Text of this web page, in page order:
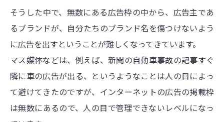
そうした中で、無数にある広告枠の中から、広告主であ
るブランドが、自分たちのブランド名を傷つけないよう
に広告を出すということが難しくなってきています。
マス媒体などは、例えば、新聞の自動車事故の記事すぐ
隣に車の広告が出る、というようなことは人の目によっ
て避けてきたのですが、インターネットの広告の掲載枠
は無数にあるので、人の目で管理できないレベルになっ